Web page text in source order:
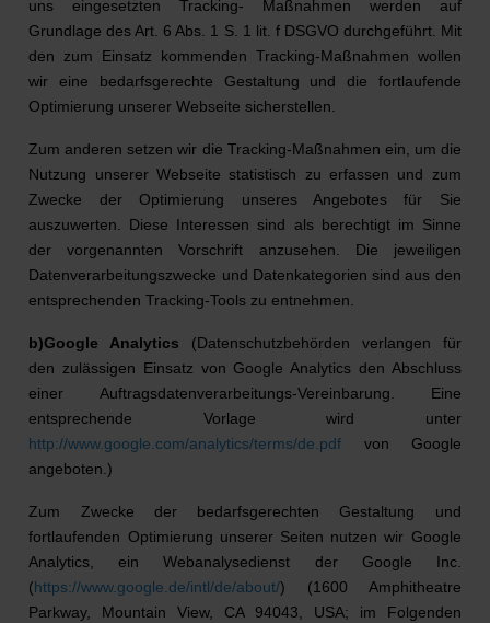
uns eingesetzten Tracking- Maßnahmen werden auf
Grundlage des Art. 6 Abs. 1 S. 1 lit. f DSGVO durchgeführt. Mit
den zum Einsatz kommenden Tracking-Maßnahmen wollen
wir eine bedarfsgerechte Gestaltung und die fortlaufende
Optimierung unserer Webseite sicherstellen.
Zum anderen setzen wir die Tracking-Maßnahmen ein, um die
Nutzung unserer Webseite statistisch zu erfassen und zum
Zwecke der Optimierung unseres Angebotes für Sie
auszuwerten. Diese Interessen sind als berechtigt im Sinne
der vorgenannten Vorschrift anzusehen. Die jeweiligen
Datenverarbeitungszwecke und Datenkategorien sind aus den
entsprechenden Tracking-Tools zu entnehmen.
b)Google Analytics (Datenschutzbehörden verlangen für
den zulässigen Einsatz von Google Analytics den Abschluss
einer Auftragsdatenverarbeitungs-Vereinbarung. Eine
entsprechende Vorlage wird unter
http://www.google.com/analytics/terms/de.pdf von Google
angeboten.)
Zum Zwecke der bedarfsgerechten Gestaltung und
fortlaufenden Optimierung unserer Seiten nutzen wir Google
Analytics, ein Webanalysedienst der Google Inc.
(https://www.google.de/intl/de/about/) (1600 Amphitheatre
Parkway, Mountain View, CA 94043, USA; im Folgenden